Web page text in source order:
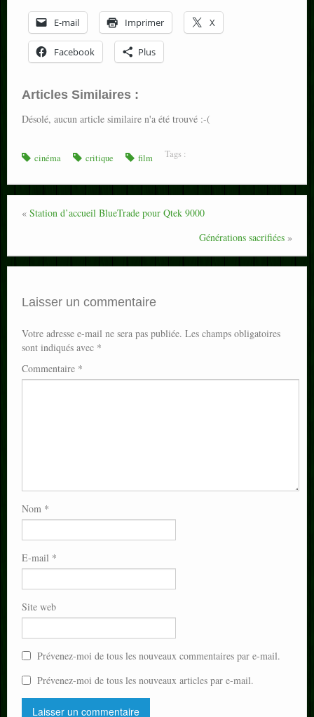
E-mail Imprimer X
Facebook Plus
Articles Similaires :
Désolé, aucun article similaire n'a été trouvé :-(
Tags :
cinéma critique film
« Station d’accueil BlueTrade pour Qtek 9000
Générations sacrifiées »
Laisser un commentaire
Votre adresse e-mail ne sera pas publiée. Les champs obligatoires
sont indiqués avec *
Commentaire *
Nom *
E-mail *
Site web
Prévenez-moi de tous les nouveaux commentaires par e-mail.
Prévenez-moi de tous les nouveaux articles par e-mail.